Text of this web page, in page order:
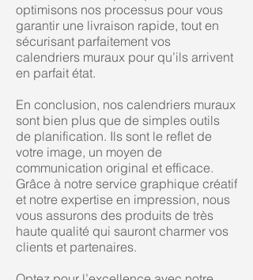
optimisons nos processus pour vous
garantir une livraison rapide, tout en
sécurisant parfaitement vos
calendriers muraux pour qu’ils arrivent
en parfait état.
En conclusion, nos calendriers muraux
sont bien plus que de simples outils
de planification. Ils sont le reflet de
votre image, un moyen de
communication original et efficace.
Grâce à notre service graphique créatif
et notre expertise en impression, nous
vous assurons des produits de très
haute qualité qui sauront charmer vos
clients et partenaires.